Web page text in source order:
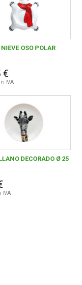
OSO POLAR
€
IVA
DECORADO Ø 25
IVA